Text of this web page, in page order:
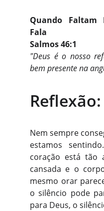
Quando Faltam
Fala
Salmos 46:1
"Deus é o nosso
bem presente na
Reflexão:
Nem sempre
estamos
coração está tão
cansada e o
mesmo orar
o silêncio pode
para Deus, o